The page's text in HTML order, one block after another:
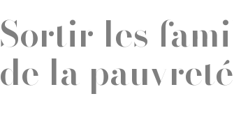
Sortir les
de la